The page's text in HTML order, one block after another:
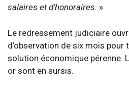
salaires et d’honoraires. »
Le redressement judiciaire
d’observation de six mois pour
solution économique pérenne.
or sont en sursis.